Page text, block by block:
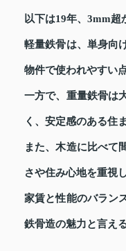
以下は19年、3mm超
軽量鉄骨は、単身向
物件で使われやすい
一方で、重量鉄骨は
く、安定感のある住
また、木造に比べて
さや住み心地を重視
家賃と性能のバラン
鉄骨造の魅力と言え